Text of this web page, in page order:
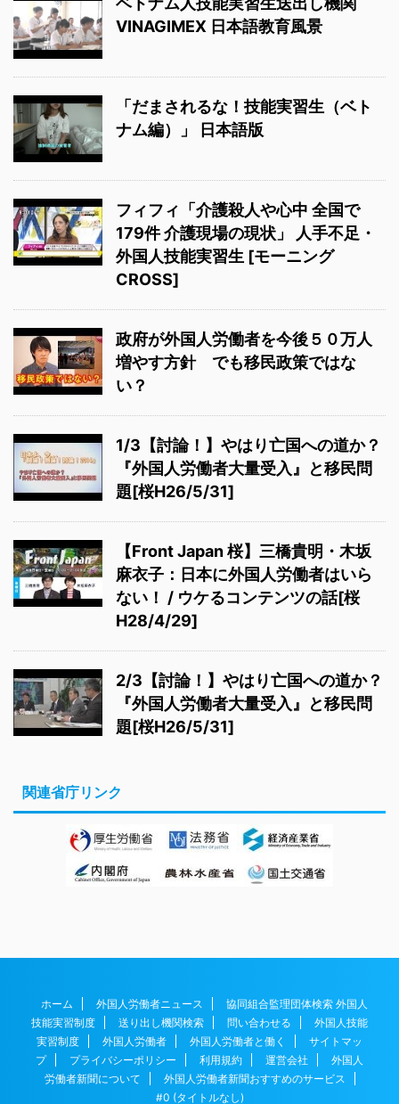
VINAGIMEX 日本語教育風景
「だまされるな！技能実習生（ベト
ナム編）」 日本語版
フィフィ「介護殺人や心中 全国で
179件 介護現場の現状」 人手不足・
外国人技能実習生 [モーニング
CROSS]
政府が外国人労働者を今後５０万人
増やす方針 でも移民政策ではな
い？
1/3【討論！】やはり亡国への道か？
『外国人労働者大量受入』と移民問
題[桜H26/5/31]
【Front Japan 桜】三橋貴明・木坂
麻衣子：日本に外国人労働者はいら
ない！ / ウケるコンテンツの話[桜
H28/4/29]
2/3【討論！】やはり亡国への道か？
『外国人労働者大量受入』と移民問
題[桜H26/5/31]
関連省庁リンク
ホーム 外国人労働者ニュース
協同組合監理団体検索 外国人
技能実習制度
送り出し機関検索 問い合わせる
外国人技能
実習制度
外国人労働者 外国人労働者と働く
サイトマッ
プ
プライバシーポリシー 利用規約 運営会社
外国人
労働者新聞について
外国人労働者新聞おすすめのサービス
#0 (タイトルなし)